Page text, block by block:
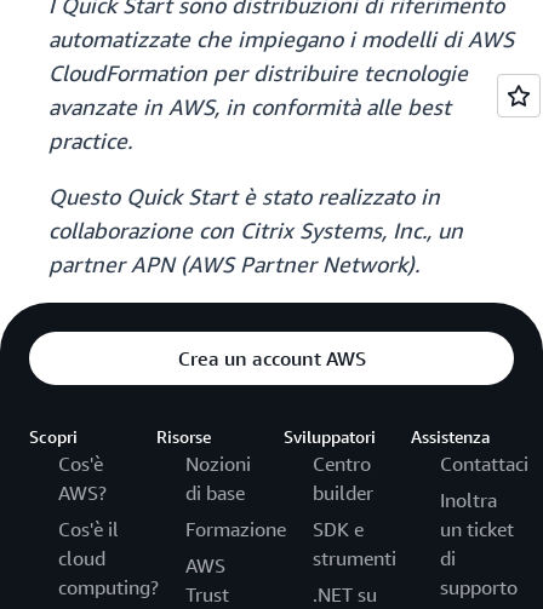
automatizzate che impiegano i modelli di AWS
CloudFormation per distribuire tecnologie
avanzate in AWS, in conformità alle best
practice.
Questo Quick Start è stato realizzato in
collaborazione con Citrix Systems, Inc., un
partner APN (AWS Partner Network).
Crea un account AWS
Scopri
Cos'è
AWS?
Cos'è il
cloud
computing?
Risorse
Nozioni
di base
Formazione
AWS
Trust
Sviluppatori
Centro
builder
SDK e
strumenti
.NET su
Assistenza
Contattaci
Inoltra
un ticket
di
supporto